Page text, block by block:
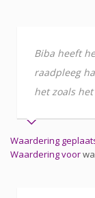
Biba heeft
raadpleeg
het zoals
Waardering
Waardering voor